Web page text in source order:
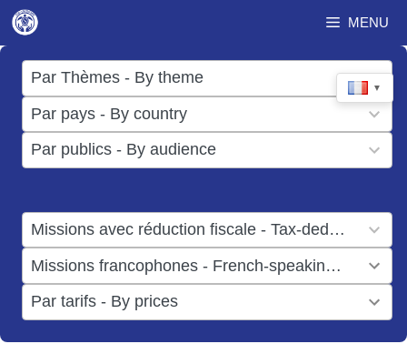
Aller
au
contenu
MENU
▼
Par Thèmes - By theme
17
results
available
Par pays - By country
50
results
available
Par publics - By audience
results
Missions avec réduction fiscale - Tax-deductible missions
result
available
Missions francophones - French-speaking missions
result
available
Par tarifs - By prices
results
available